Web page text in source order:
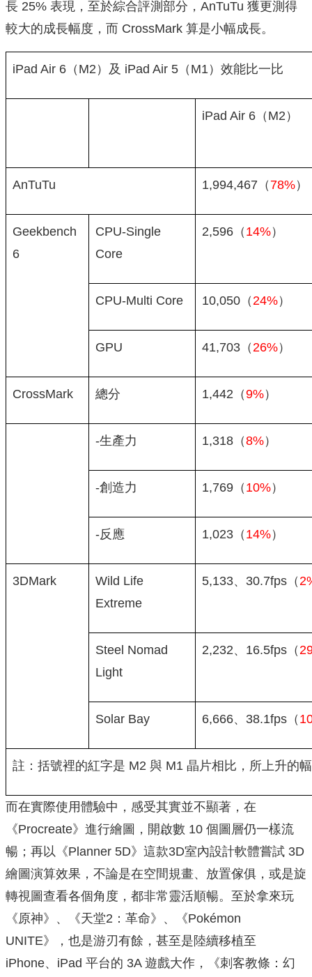
長 25% 表現，至於綜合評測部分，AnTuTu 獲更測得
較大的成長幅度，而 CrossMark 算是小幅成長。
iPad Air 6（M2）及 iPad Air 5（M1）效能比一比
iPad Air 6（M2）
AnTuTu 1,994,467（ 78%）
Geekbench
6
CPU-Single
Core
2,596（ 14%）
CPU-Multi Core 10,050（24%）
GPU 41,703（26%）
CrossMark 總分 1,442（9%）
-生產力 1,318（8%）
-創造力 1,769（ 10%）
-反應 1,023（ 14%）
3DMark
Wild Life
Extreme
5,133、30.7fps（
Steel Nomad
Light
2,232、16.5fps（
Solar Bay 6,666、38.1fps（
註：括號裡的紅字是 M2 與 M1 晶片相比，所上升的
而在實際使用體驗中，感受其實並不顯著，在
《Procreate》進行繪圖，開啟數 10 個圖層仍一樣流
暢；再以《Planner 5D》這款3D室內設計軟體嘗試 3D
繪圖演算效果，不論是在空間規畫、放置傢俱，或是旋
轉視圖查看各個角度，都非常靈活順暢。至於拿來玩
《原神》、《天堂2：革命》、《Pokémon
UNITE》，也是游刃有餘，甚至是陸續移植至
iPhone、iPad 平台的 3A 遊戲大作，《刺客教條：幻